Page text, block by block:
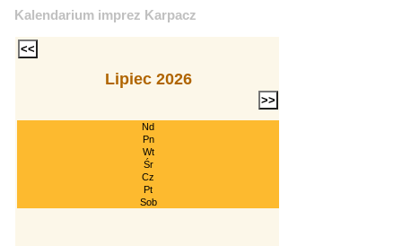
Kalendarium imprez Karpacz
Lipiec 2026
Nd
Pn
Wt
Śr
Cz
Pt
Sob